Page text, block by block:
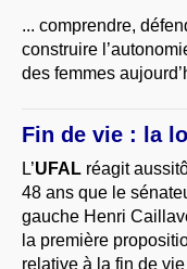
... comprendre,
construire
des femmes
Fin de vie : la
L’UFAL réagit
48 ans que le
gauche Henri
la première
relative à la fin de vie